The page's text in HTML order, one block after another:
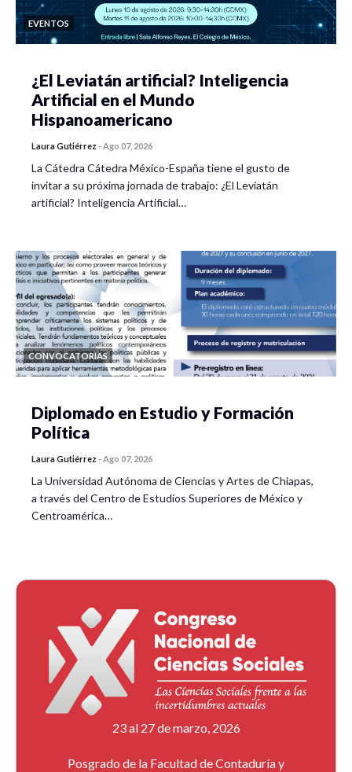
EVENTOS
¿El Leviatán artificial? Inteligencia
Artificial en el Mundo
Hispanoamericano
Laura Gutiérrez -Ago 07, 2026
La Cátedra Cátedra México-España tiene el gusto de
invitar a su próxima jornada de trabajo: ¿El Leviatán
artificial? Inteligencia Artificial…
CONVOCATORIAS
Diplomado en Estudio y Formación
Política
Laura Gutiérrez -Ago 07, 2026
La Universidad Autónoma de Ciencias y Artes de Chiapas,
a través del Centro de Estudios Superiores de México y
Centroamérica…
23 al 27 de marzo, 2026
Posgrado de la Facultad de Contaduría y